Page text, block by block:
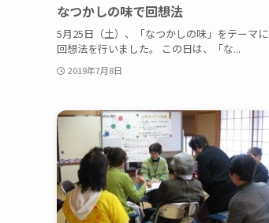
なつかしの味で回想法
5月25日（土）、「なつかしの味」をテーマに
回想法を行いました。 この日は、「な...
2019年7月8日